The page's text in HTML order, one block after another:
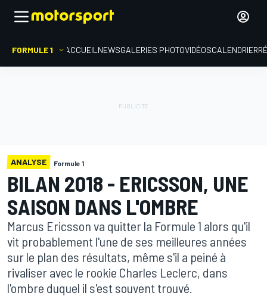
FORMULE 1 ACCUEIL NEWSGALERIES PHOTOVIDÉOSCALENDRIER
ANALYSE Formule 1
BILAN 2018 - ERICSSON, UNE
SAISON DANS L'OMBRE
Marcus Ericsson va quitter la Formule 1 alors qu'il
vit probablement l'une de ses meilleures années
sur le plan des résultats, même s'il a peiné à
rivaliser avec le rookie Charles Leclerc, dans
l'ombre duquel il s'est souvent trouvé.